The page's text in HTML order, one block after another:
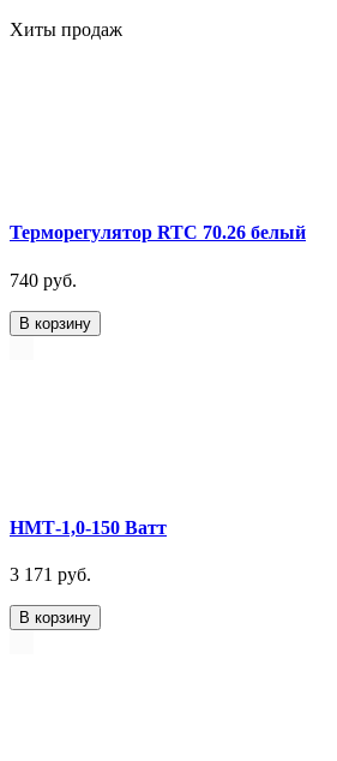
Хиты продаж
Терморегулятор RTC 70.26 белый
740 руб.
В корзину
НМТ-1,0-150 Ватт
3 171 руб.
В корзину